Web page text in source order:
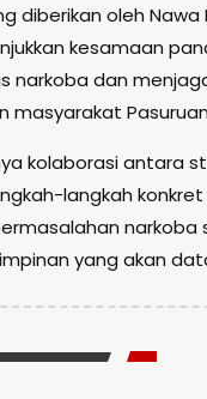
diberikan oleh
kesamaan
narkoba dan
masyarakat
kolaborasi antara
langkah
yang akan